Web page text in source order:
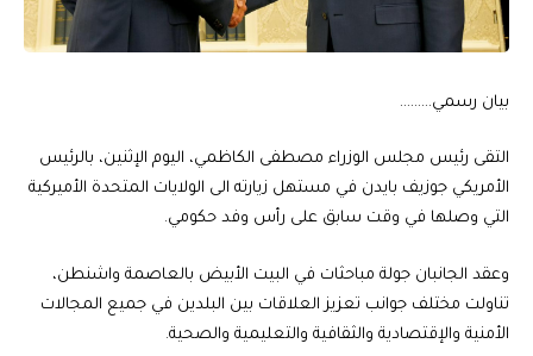
بيان رسمي………
التقى رئيس مجلس الوزراء مصطفى الكاظمي، اليوم الإثنين، بالرئيس
الأمريكي جوزيف بايدن في مستهل زيارته الى الولايات المتحدة الأميركية
التي وصلها في وقت سابق على رأس وفد حكومي.
وعقد الجانبان جولة مباحثات في البيت الأبيض بالعاصمة واشنطن،
تناولت مختلف جوانب تعزيز العلاقات بين البلدين في جميع المجالات
الأمنية والإقتصادية والثقافية والتعليمية والصحية.